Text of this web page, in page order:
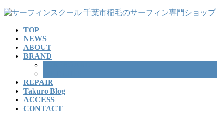
コ
ナ
TOP
NEWS
ABOUT
BRAND
REPAIR
Takuro Blog
ACCESS
CONTACT